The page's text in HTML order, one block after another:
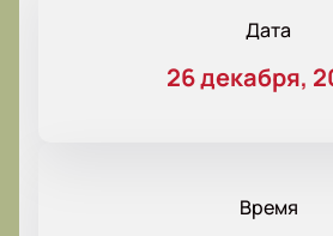
Дата
26 декабря,
Время